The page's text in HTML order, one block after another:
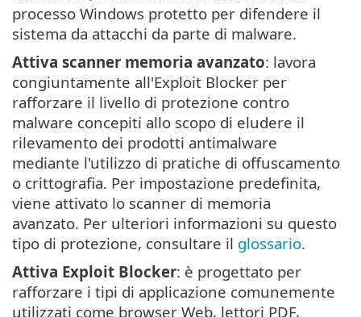
processo Windows protetto per difendere il
sistema da attacchi da parte di malware.
Attiva scanner memoria avanzato: lavora
congiuntamente all'Exploit Blocker per
rafforzare il livello di protezione contro
malware concepiti allo scopo di eludere il
rilevamento dei prodotti antimalware
mediante l'utilizzo di pratiche di offuscamento
o crittografia. Per impostazione predefinita,
viene attivato lo scanner di memoria
avanzato. Per ulteriori informazioni su questo
tipo di protezione, consultare il glossario.
Attiva Exploit Blocker: è progettato per
rafforzare i tipi di applicazione comunemente
utilizzati come browser Web, lettori PDF,